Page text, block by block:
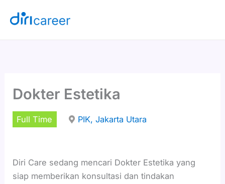
Dokter Estetika
Full Time PIK, Jakarta Utara
Diri Care sedang mencari Dokter Estetika yang
siap memberikan konsultasi dan tindakan